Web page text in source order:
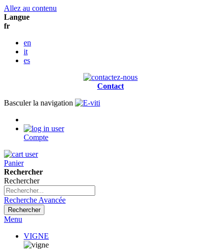
Allez au contenu
Langue
fr
en
it
es
Contact
Basculer la navigation
Compte
Panier
Rechercher
Rechercher
Recherche Avancée
Rechercher
Menu
VIGNE